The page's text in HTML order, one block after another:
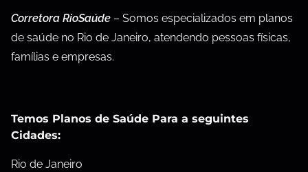
Corretora RioSaúde – Somos especializados em planos
de saúde no Rio de Janeiro, atendendo pessoas físicas,
famílias e empresas.
Temos Planos de Saúde Para a seguintes
Cidades:
Rio de Janeiro